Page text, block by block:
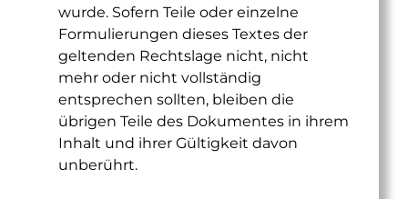
wurde. Sofern Teile oder einzelne
Formulierungen dieses Textes der
geltenden Rechtslage nicht, nicht
mehr oder nicht vollständig
entsprechen sollten, bleiben die
übrigen Teile des Dokumentes in ihrem
Inhalt und ihrer Gültigkeit davon
unberührt.